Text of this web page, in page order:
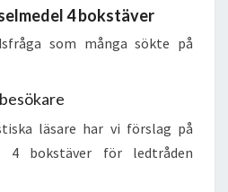
4 bokstäver
som många sökte på
läsare har vi förslag på
4 bokstäver för ledtråden